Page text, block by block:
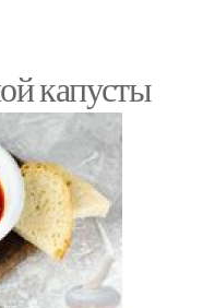
капусты